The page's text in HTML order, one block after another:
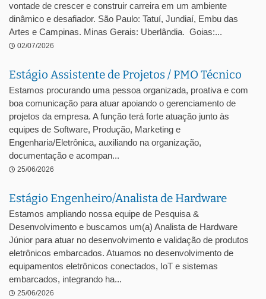
vontade de crescer e construir carreira em um ambiente
dinâmico e desafiador. São Paulo: Tatuí, Jundiaí, Embu das
Artes e Campinas. Minas Gerais: Uberlândia. Goias:...
02/07/2026
Estágio Assistente de Projetos / PMO Técnico
Estamos procurando uma pessoa organizada, proativa e com
boa comunicação para atuar apoiando o gerenciamento de
projetos da empresa. A função terá forte atuação junto às
equipes de Software, Produção, Marketing e
Engenharia/Eletrônica, auxiliando na organização,
documentação e acompan...
25/06/2026
Estágio Engenheiro/Analista de Hardware
Estamos ampliando nossa equipe de Pesquisa &
Desenvolvimento e buscamos um(a) Analista de Hardware
Júnior para atuar no desenvolvimento e validação de produtos
eletrônicos embarcados. Atuamos no desenvolvimento de
equipamentos eletrônicos conectados, IoT e sistemas
embarcados, integrando ha...
25/06/2026